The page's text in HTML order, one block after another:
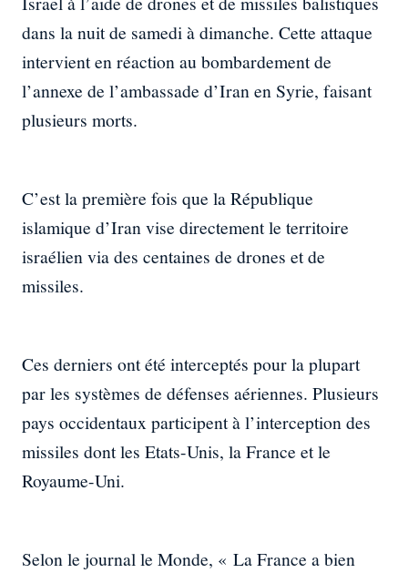
dans la nuit de samedi à dimanche. Cette attaque
intervient en réaction au bombardement de
l’annexe de l’ambassade d’Iran en Syrie, faisant
plusieurs morts.
C’est la première fois que la République
islamique d’Iran vise directement le territoire
israélien via des centaines de drones et de
missiles.
Ces derniers ont été interceptés pour la plupart
par les systèmes de défenses aériennes. Plusieurs
pays occidentaux participent à l’interception des
missiles dont les Etats-Unis, la France et le
Royaume-Uni.
Selon le journal le Monde, « La France a bien